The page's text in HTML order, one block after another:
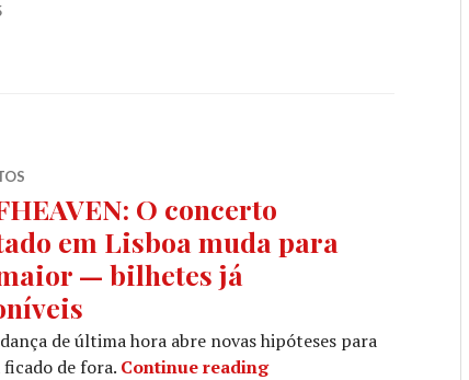
O concerto
em Lisboa muda para
— bilhetes já
de última hora abre novas hipóteses para
ficado de fora. Continue readingDEAFHEAVEN: O